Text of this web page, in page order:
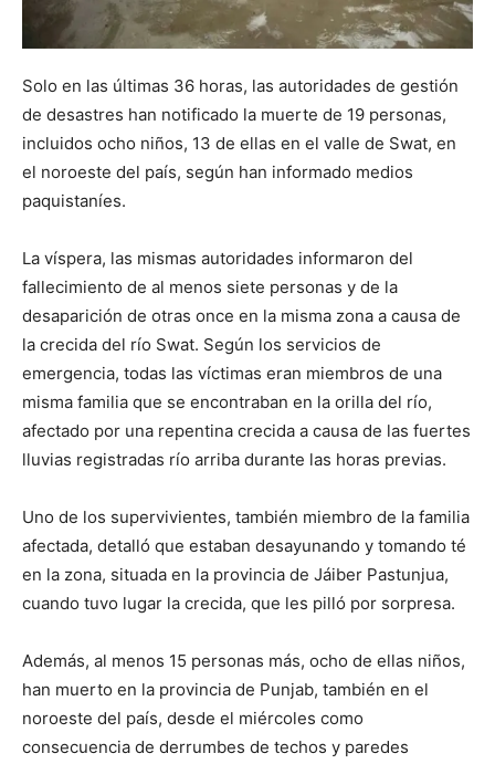
Solo en las últimas 36 horas, las autoridades de gestión
de desastres han notificado la muerte de 19 personas,
incluidos ocho niños, 13 de ellas en el valle de Swat, en
el noroeste del país, según han informado medios
paquistaníes.
La víspera, las mismas autoridades informaron del
fallecimiento de al menos siete personas y de la
desaparición de otras once en la misma zona a causa de
la crecida del río Swat. Según los servicios de
emergencia, todas las víctimas eran miembros de una
misma familia que se encontraban en la orilla del río,
afectado por una repentina crecida a causa de las fuertes
lluvias registradas río arriba durante las horas previas.
Uno de los supervivientes, también miembro de la familia
afectada, detalló que estaban desayunando y tomando té
en la zona, situada en la provincia de Jáiber Pastunjua,
cuando tuvo lugar la crecida, que les pilló por sorpresa.
Además, al menos 15 personas más, ocho de ellas niños,
han muerto en la provincia de Punjab, también en el
noroeste del país, desde el miércoles como
consecuencia de derrumbes de techos y paredes